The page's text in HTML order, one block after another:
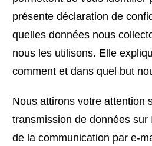
présente déclaration de
quelles données nous
nous les utilisons. Elle
comment et dans quel but
Nous attirons votre attention
transmission de données
de la communication par e-